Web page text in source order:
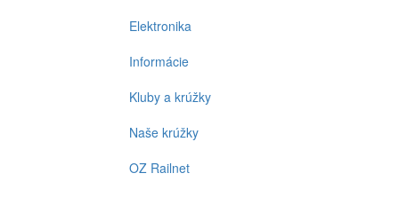
Elektronika
Informácie
Kluby a krúžky
Naše krúžky
OZ Railnet